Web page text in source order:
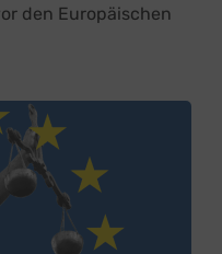
den Europäischen